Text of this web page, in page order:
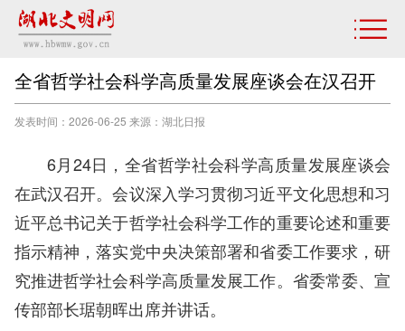
全省哲学社会科学高质量发展座谈会在汉召开
发表时间：2026-06-25 来源：湖北日报
6月24日，全省哲学社会科学高质量发展座谈会
在武汉召开。会议深入学习贯彻习近平文化思想和习
近平总书记关于哲学社会科学工作的重要论述和重要
指示精神，落实党中央决策部署和省委工作要求，研
究推进哲学社会科学高质量发展工作。省委常委、宣
传部部长琚朝晖出席并讲话。